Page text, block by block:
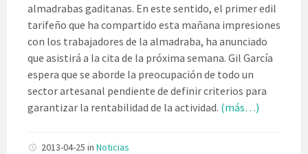
almadrabas gaditanas. En este sentido, el primer edil
tarifeño que ha compartido esta mañana impresiones
con los trabajadores de la almadraba, ha anunciado
que asistirá a la cita de la próxima semana. Gil García
espera que se aborde la preocupación de todo un
sector artesanal pendiente de definir criterios para
garantizar la rentabilidad de la actividad. (más…)
2013-04-25 in Noticias